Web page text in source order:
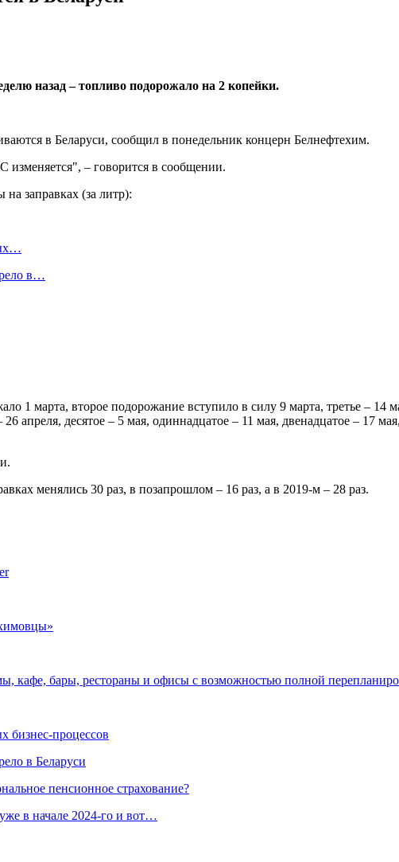
назад – топливо подорожало на 2 копейки.
в Беларуси, сообщил в понедельник концерн Белнефтехим.
– говорится в сообщении.
заправках (за литр):
в…
1 марта, второе подорожание вступило в силу 9 марта, третье – 14
апреля, десятое – 5 мая, одиннадцатое – 11 мая, двенадцатое – 17
менялись 30 раз, в позапрошлом – 16 раз, а в 2019-м – 28 раз.
кафе, бары, рестораны и офисы с возможностью полной
бизнес-процессов
в Беларуси
пенсионное страхование?
в начале 2024-го и вот…